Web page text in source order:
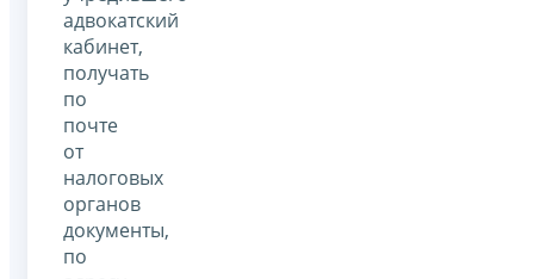
адвокатский
кабинет,
получать
по
почте
от
налоговых
органов
документы,
по